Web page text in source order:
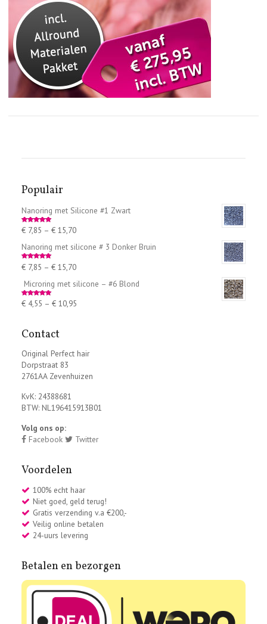
Populair
Nanoring met Silicone #1 Zwart
Rated5.00
out of 5
€7,85 – €15,70
Nanoring met silicone # 3 Donker Bruin
Rated5.00
out of 5
€7,85 – €15,70
Microring met silicone – #6 Blond
Rated5.00
out of 5
€4,55 – €10,95
Contact
Original Perfect hair
Dorpstraat 83
2761AA Zevenhuizen
KvK: 24388681
BTW: NL196415913B01
Volg ons op:
Facebook
Twitter
Voordelen
100% echt haar
Niet goed, geld terug!
Gratis verzending v.a €200,-
Veilig online betalen
24-uurs levering
Betalen en bezorgen